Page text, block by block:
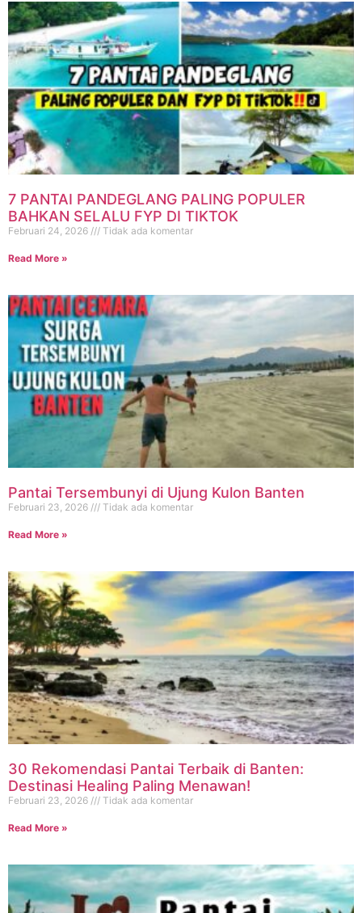
7 PANTAI PANDEGLANG PALING POPULER
BAHKAN SELALU FYP DI TIKTOK
Februari 24, 2026 Tidak ada komentar
Read More »
Pantai Tersembunyi di Ujung Kulon Banten
Februari 23, 2026 Tidak ada komentar
Read More »
30 Rekomendasi Pantai Terbaik di Banten:
Destinasi Healing Paling Menawan!
Februari 23, 2026 Tidak ada komentar
Read More »